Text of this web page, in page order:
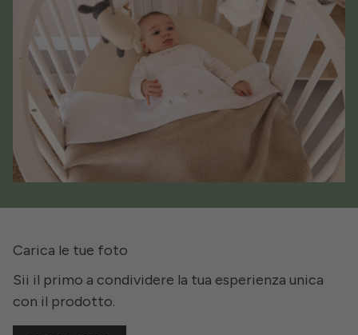
Carica le tue foto
Sii il primo a condividere la tua esperienza unica
con il prodotto.